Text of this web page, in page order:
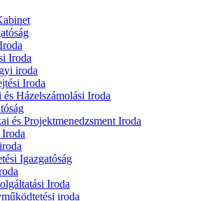
Iroda
iroda
Iroda
és Házelszámolási Iroda
és Projektmenedzsment Iroda
Igazgatóság
Iroda
iroda